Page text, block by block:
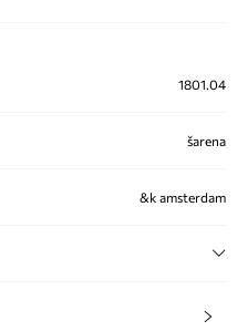
1801.04
šarena
&k amsterdam